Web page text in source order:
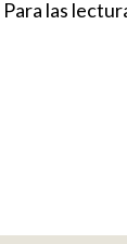
Para las